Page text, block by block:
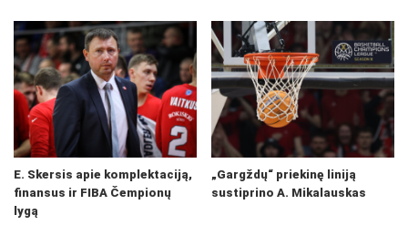
E. Skersis apie komplektaciją,
finansus ir FIBA Čempionų
lygą
„Gargždų“ priekinę liniją
sustiprino A. Mikalauskas